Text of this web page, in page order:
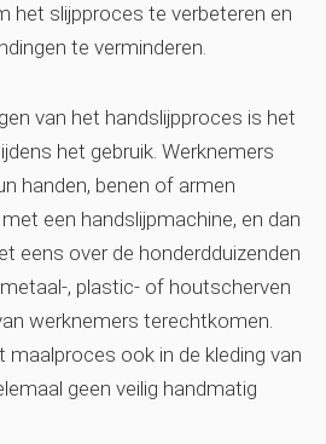
het slijpproces te verbeteren en
te verminderen.
van het handslijpproces is het
het gebruik. Werknemers
handen, benen of armen
een handslijpmachine, en dan
eens over de honderdduizenden
, plastic- of houtscherven
werknemers terechtkomen.
ook in de kleding van
geen veilig handmatig